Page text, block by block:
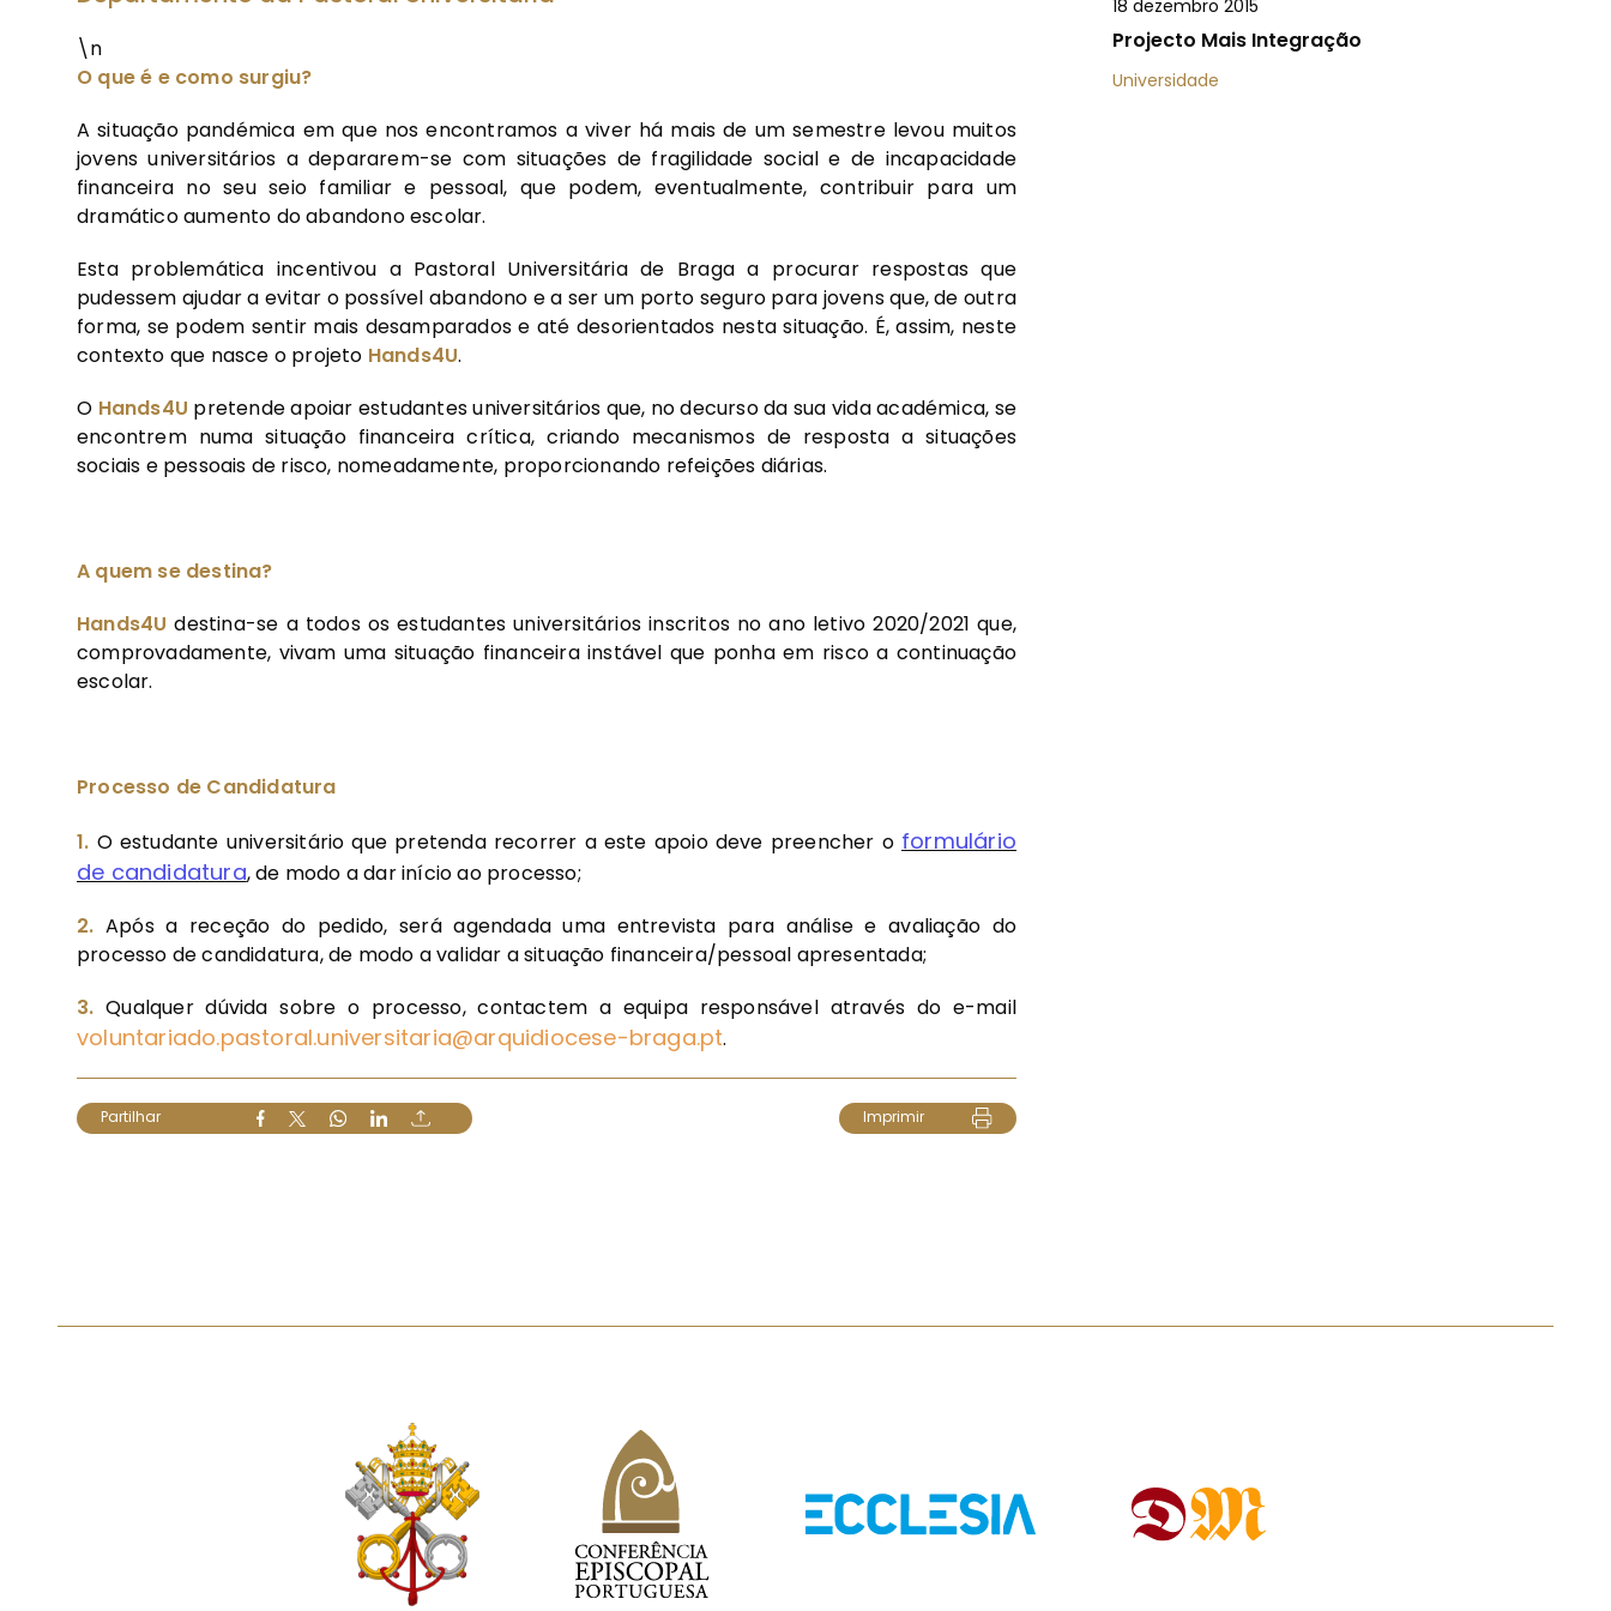
\n
O que é e como surgiu?
A situação pandémica em que nos encontramos a viver há mais de um semestre levou muitos
jovens universitários a depararem-se com situações de fragilidade social e de incapacidade
financeira no seu seio familiar e pessoal, que podem, eventualmente, contribuir para um
dramático aumento do abandono escolar.
Esta problemática incentivou a Pastoral Universitária de Braga a procurar respostas que
pudessem ajudar a evitar o possível abandono e a ser um porto seguro para jovens que, de outra
forma, se podem sentir mais desamparados e até desorientados nesta situação. É, assim, neste
contexto que nasce o projeto Hands4U.
O Hands4U pretende apoiar estudantes universitários que, no decurso da sua vida académica, se
encontrem numa situação financeira crítica, criando mecanismos de resposta a situações
sociais e pessoais de risco, nomeadamente, proporcionando refeições diárias.
A quem se destina?
Hands4Udestina-se a todos os estudantes universitários inscritos no ano letivo 2020/2021 que,
comprovadamente, vivam uma situação financeira instável que ponha em risco a continuação
escolar.
Processo de Candidatura
1. O estudante universitário que pretenda recorrer a este apoio deve preencher o formulário
de candidatura, de modo a dar início ao processo;
2. Após a receção do pedido, será agendada uma entrevista para análise e avaliação do
processo de candidatura, de modo a validar a situação financeira/pessoal apresentada;
3.Qualquer dúvida sobre o processo, contactem a equipa responsável através do e-mail
voluntariado.pastoral.universitaria@arquidiocese-braga.pt.
Partilhar Imprimir
18 dezembro 2015
Projecto Mais Integração
Universidade